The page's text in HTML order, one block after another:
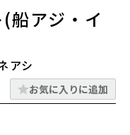
船アジ・イ
アシ
お気に入りに追加